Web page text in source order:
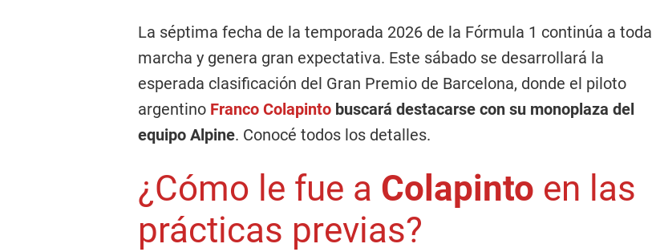
La séptima fecha de la temporada 2026 de la Fórmula 1 continúa a toda
marcha y genera gran expectativa. Este sábado se desarrollará la
esperada clasificación del Gran Premio de Barcelona, donde el piloto
argentino Franco Colapinto buscará destacarse con su monoplaza del
equipo Alpine. Conocé todos los detalles.
¿Cómo le fue a Colapinto en las
prácticas previas?